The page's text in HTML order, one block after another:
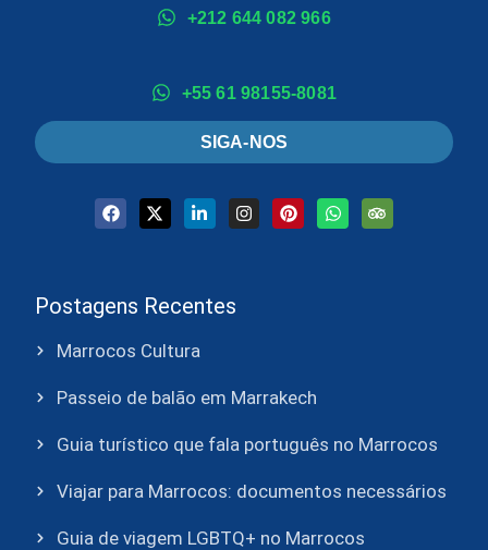
Postagens Recentes
Marrocos Cultura
Passeio de balão em Marrakech
Guia turístico que fala português no Marrocos
Viajar para Marrocos: documentos necessários
Guia de viagem LGBTQ+ no Marrocos
+212 644 082 966
+55 61 98155-8081
SIGA-NOS